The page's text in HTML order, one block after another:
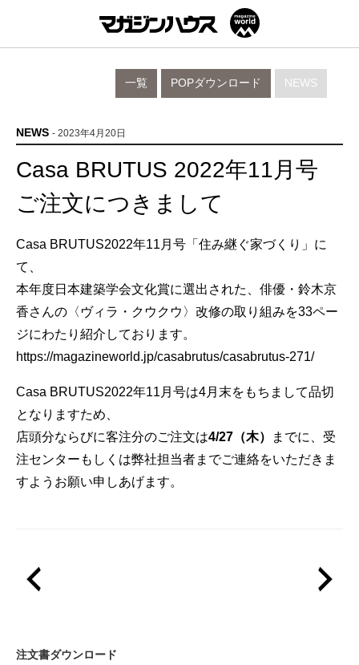
NEWS
POPダウンロード
一覧
NEWS - 2023年4月20日
Casa BRUTUS 2022年11月号
ご注文につきまして
Casa BRUTUS2022年11月号「住み継ぐ家づくり」に
て、
本年度日本建築学会文化賞に選出された、俳優・鈴木京
香さんの〈ヴィラ・クウクウ〉改修の取り組みを33ペー
ジにわたり紹介しております。
https://magazineworld.jp/casabrutus/casabrutus-271/
Casa BRUTUS2022年11月号は4月末をもちまして品切
となりますため、
店頭分ならびに客注分のご注文は4/27（木）
までに、受
注センターもしくは弊社担当者までご連絡をいただきま
すようお願い申しあげます。
注文書ダウンロード